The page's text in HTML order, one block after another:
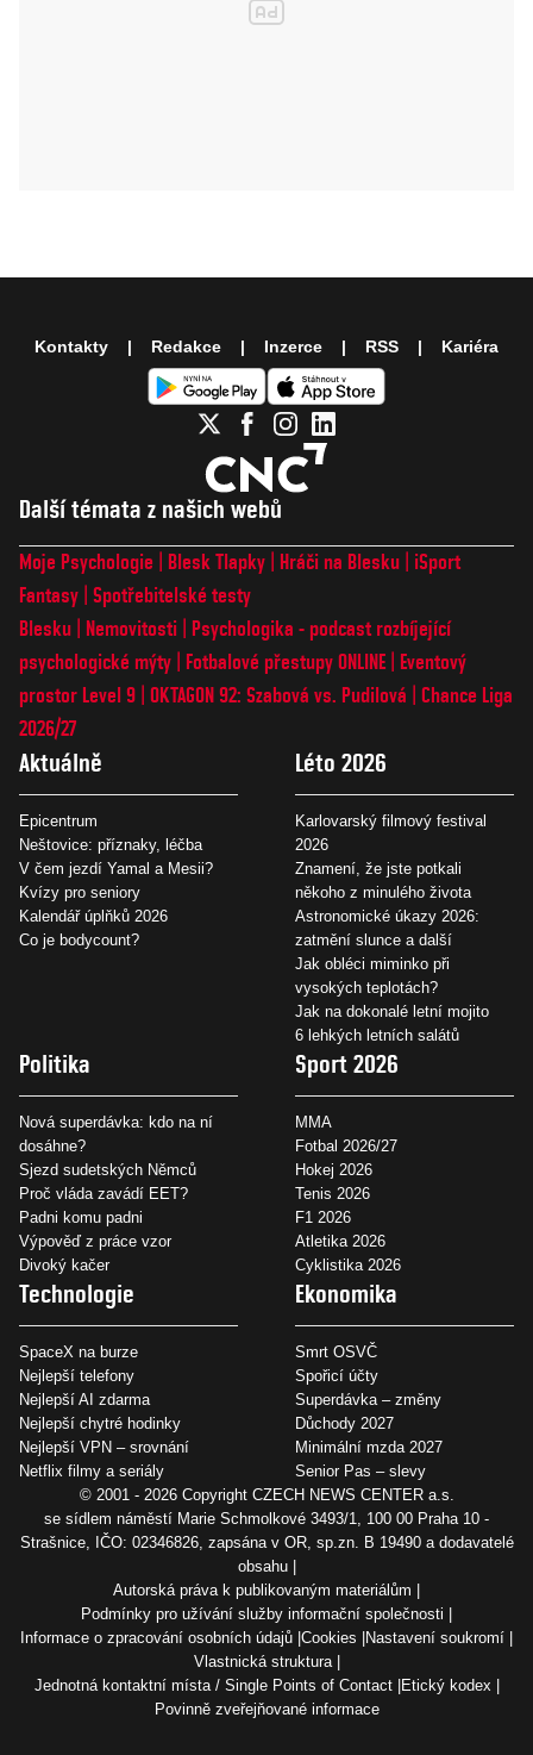
Další témata z našich webů
Moje Psychologie Blesk Tlapky Hráči na Blesku
iSport
Fantasy Spotřebitelské testy
Blesku
Nemovitosti
Psychologika - podcast rozbíjející
psychologické mýty
Fotbalové přestupy ONLINE
Eventový
prostor Level 9 OKTAGON 92: Szabová vs. Pudilová
Chance Liga
2026/27
Aktuálně
Epicentrum
Neštovice: příznaky, léčba
V čem jezdí Yamal a Mesii?
Kvízy pro seniory
Kalendář úplňků 2026
Co je bodycount?
Léto 2026
Karlovarský filmový festival
2026
Znamení, že jste potkali
někoho z minulého života
Astronomické úkazy 2026:
zatmění slunce a další
Jak obléci miminko při
vysokých teplotách?
Jak na dokonalé letní mojito
6 lehkých letních salátů
Politika
Nová superdávka: kdo na ní
dosáhne?
Sjezd sudetských Němců
Proč vláda zavádí EET?
Padni komu padni
Výpověď z práce vzor
Divoký kačer
Sport 2026
MMA
Fotbal 2026/27
Hokej 2026
Tenis 2026
F1 2026
Atletika 2026
Cyklistika 2026
Technologie
SpaceX na burze
Nejlepší telefony
Nejlepší AI zdarma
Nejlepší chytré hodinky
Nejlepší VPN – srovnání
Netflix filmy a seriály
Ekonomika
Smrt OSVČ
Spořicí účty
Superdávka – změny
Důchody 2027
Minimální mzda 2027
Senior Pas – slevy
Kontakty Redakce Inzerce RSS Kariéra
© 2001 - 2026 Copyright CZECH NEWS CENTER a.s.
se sídlem náměstí Marie Schmolkové 3493/1, 100 00 Praha 10 -
Strašnice, IČO: 02346826, zapsána v OR, sp.zn. B 19490 a dodavatelé
obsahu
Autorská práva k publikovaným materiálům
Podmínky pro užívání služby informační společnosti
Informace o zpracování osobních údajů Cookies Nastavení soukromí
Vlastnická struktura
Jednotná kontaktní místa / Single Points of Contact Etický kodex
Povinně zveřejňované informace